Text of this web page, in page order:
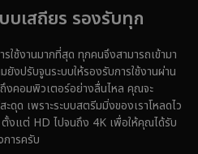
(61)
(228)
เสถียร รองรับทุก
ช้งานมากที่สุด ทุกคนจึงสามารถเข้ามา
ยังปรับจูนระบบให้รองรับการใช้งานผ่าน
คอมพิวเตอร์อย่างลื่นไหล คุณจะ
ะดุด เพราะระบบสตรีมมิ่งของเราโหลดไว
ตั้งแต่ HD ไปจนถึง 4K เพื่อให้คุณได้รับ
ารครับ